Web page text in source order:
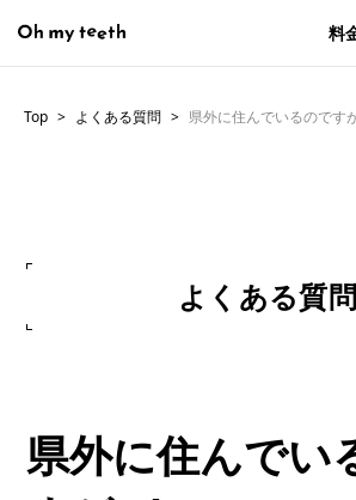
料
Top よくある質問 県外に住んでいるのです
よくある質問
県外に住んでい